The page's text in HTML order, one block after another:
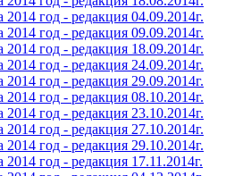
год - редакция 04.09.2014г.
год - редакция 09.09.2014г.
год - редакция 18.09.2014г.
год - редакция 24.09.2014г.
год - редакция 29.09.2014г.
год - редакция 08.10.2014г.
год - редакция 23.10.2014г.
год - редакция 27.10.2014г.
год - редакция 29.10.2014г.
год - редакция 17.11.2014г.